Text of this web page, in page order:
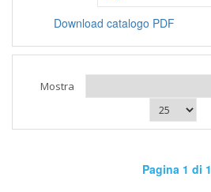
Download catalogo PDF
Mostra
Pagina 1 di 1